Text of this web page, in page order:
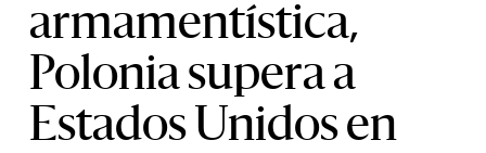
armamentística,
Polonia supera a
Estados Unidos en